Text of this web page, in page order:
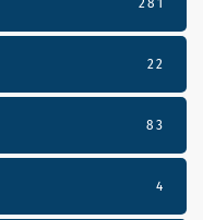
22
83
4